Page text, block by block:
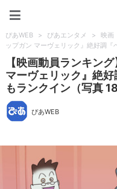
ぴあWEB > ぴあエンタメ > 映画
ップガン マーヴェリック』絶好調
【映画動員ランキン
マーヴェリック』絶好
もランクイン（写真
ぴあWEB